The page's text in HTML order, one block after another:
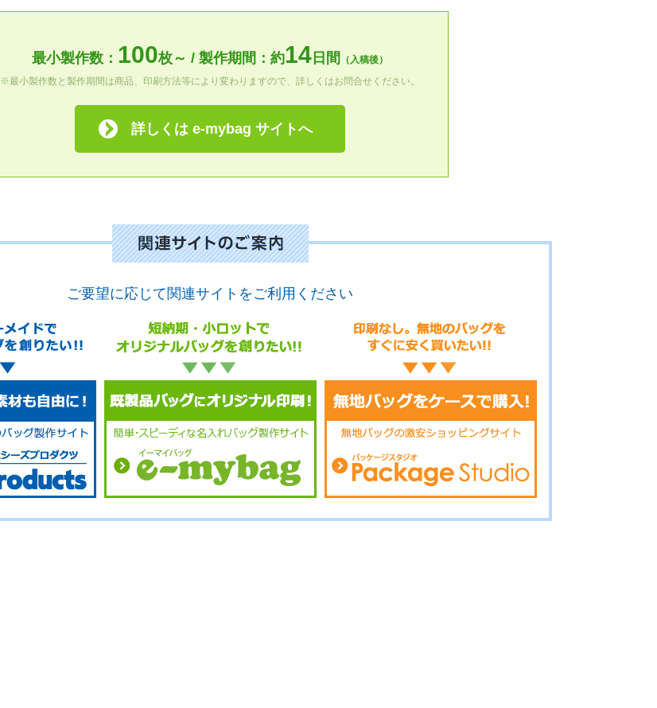
最小製作数： 100枚～ / 製作期間：約14 日間
（入稿後）
※最小製作数と製作期間は商品、印刷方法等により変わりますので、詳しくはお問合せください。
詳しくは e-mybag サイトへ
ご要望に応じて関連サイトをご利用ください